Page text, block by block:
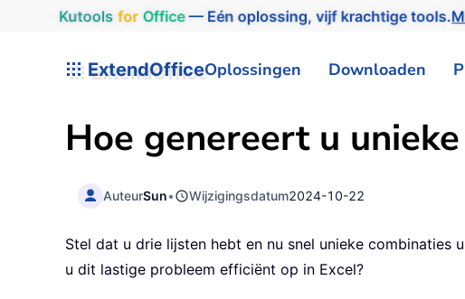
Kutools for Office— Eén oplossing, vijf krachtige tools.
ExtendOfficeOplossingen Downloaden
Hoe genereert u
AuteurSun• Wijzigingsdatum2024-10-22
Stel dat u drie lijsten hebt en nu snel unieke
u dit lastige probleem efficiënt op in Excel?